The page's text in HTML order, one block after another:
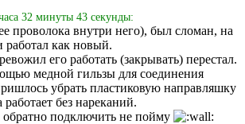
32 минуты 43 секунды:
проволока внутри него), был сломан, на
работал как новый.
его работать (закрывать) перестал.
медной гильзы для соединения
убрать пластиковую направляшку
без нареканий.
обратно подключить не пойму